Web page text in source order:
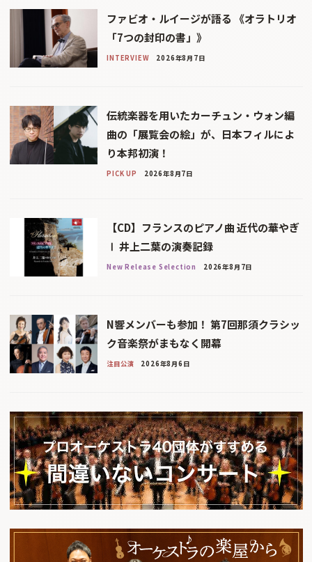
ファビオ・ルイージが語る 《オラトリオ
「7つの封印の書」》
INTERVIEW 2026年8月7日
伝統楽器を用いたカーチュン・ウォン編
曲の「展覧会の絵」が、日本フィルによ
り本邦初演！
PICK UP 2026年8月7日
【CD】フランスのピアノ曲 近代の華やぎ
Ⅰ 井上二葉の演奏記録
New Release Selection 2026年8月7日
N響メンバーも参加！ 第7回那須クラシッ
ク音楽祭がまもなく開幕
注目公演 2026年8月6日